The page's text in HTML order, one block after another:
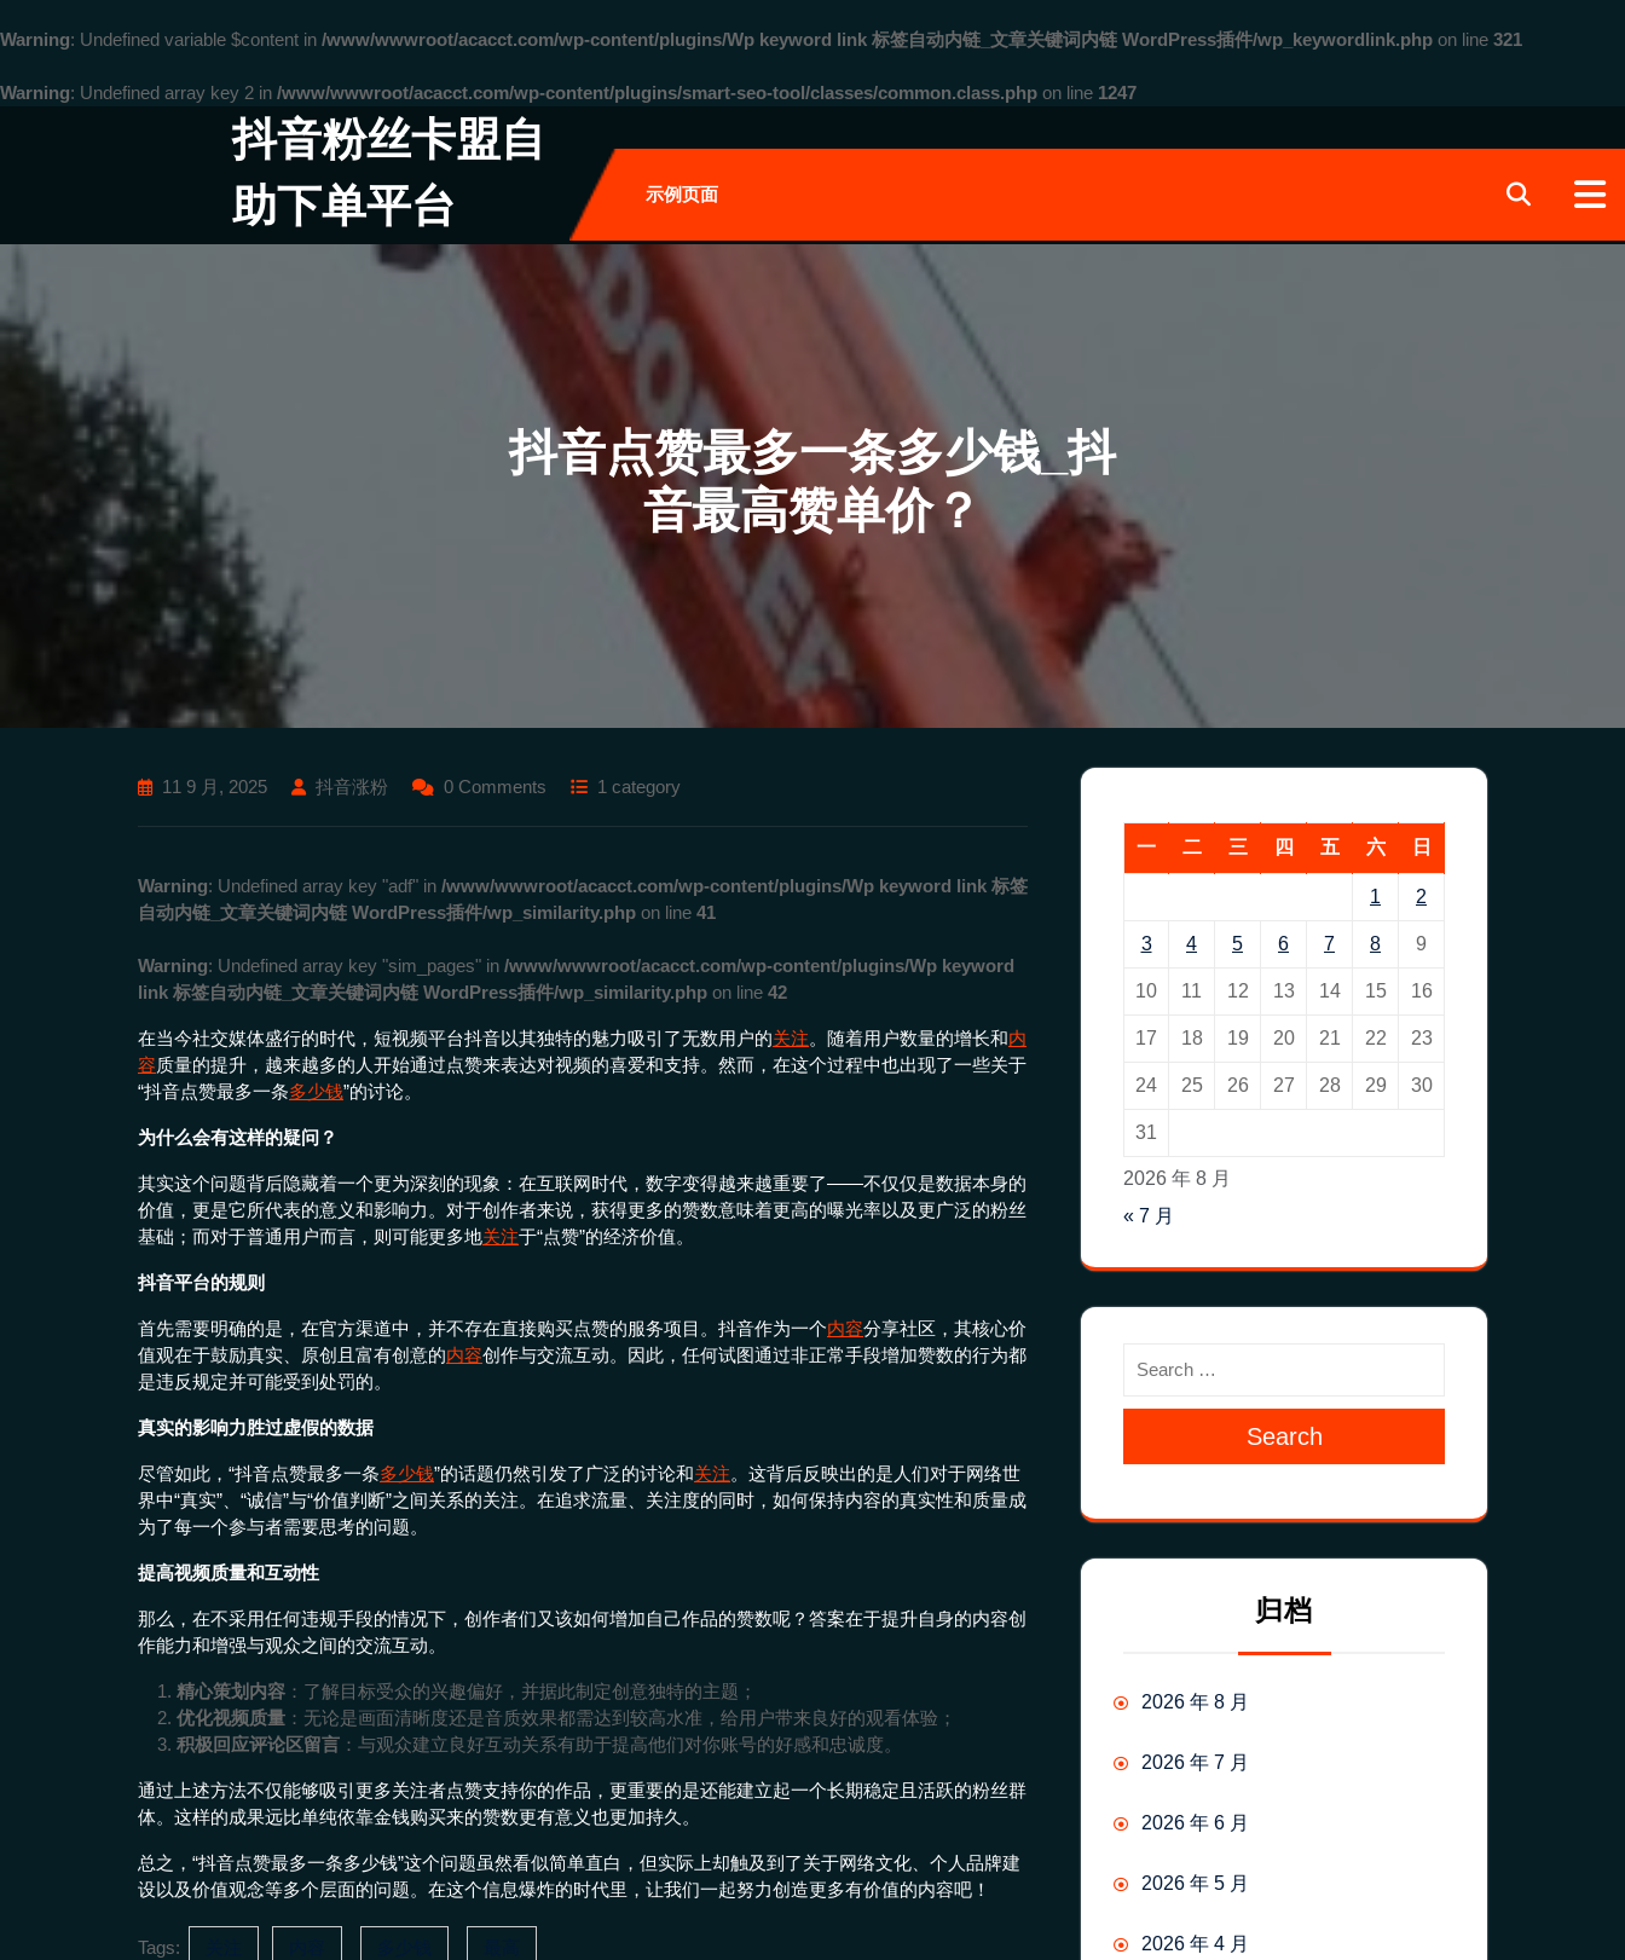
Warning: Undefined variable $content in /www/wwwroot/acacct.com/wp-content/plugins/Wp keyword link 标签自动内链_文章关键词内链 WordPress插件/wp_keywordlink.php on line 321
Warning: Undefined array key 2 in /www/wwwroot/acacct.com/wp-content/plugins/smart-seo-tool/classes/common.class.php on line 1247
抖音粉丝卡盟自
助下单平台
示例页面
抖音点赞最多一条多少钱_抖
音最高赞单价？
11 9 月, 2025 抖音涨粉 0 Comments 1 category
Warning: Undefined array key "adf" in /www/wwwroot/acacct.com/wp-content/plugins/Wp keyword link 标签
自动内链_文章关键词内链 WordPress插件/wp_similarity.php on line 41
Warning: Undefined array key "sim_pages" in /www/wwwroot/acacct.com/wp-content/plugins/Wp keyword
link 标签自动内链_文章关键词内链 WordPress插件/wp_similarity.php on line 42
在当今社交媒体盛行的时代，短视频平台抖音以其独特的魅力吸引了无数用户的关注。随着用户数量的增长和内
容质量的提升，越来越多的人开始通过点赞来表达对视频的喜爱和支持。然而，在这个过程中也出现了一些关于
“抖音点赞最多一条多少钱”的讨论。
为什么会有这样的疑问？
其实这个问题背后隐藏着一个更为深刻的现象：在互联网时代，数字变得越来越重要了——不仅仅是数据本身的
价值，更是它所代表的意义和影响力。对于创作者来说，获得更多的赞数意味着更高的曝光率以及更广泛的粉丝
基础；而对于普通用户而言，则可能更多地关注于“点赞”的经济价值。
抖音平台的规则
首先需要明确的是，在官方渠道中，并不存在直接购买点赞的服务项目。抖音作为一个内容分享社区，其核心价
值观在于鼓励真实、原创且富有创意的内容创作与交流互动。因此，任何试图通过非正常手段增加赞数的行为都
是违反规定并可能受到处罚的。
真实的影响力胜过虚假的数据
尽管如此，“抖音点赞最多一条多少钱”的话题仍然引发了广泛的讨论和关注。这背后反映出的是人们对于网络世
界中“真实”、“诚信”与“价值判断”之间关系的关注。在追求流量、关注度的同时，如何保持内容的真实性和质量成
为了每一个参与者需要思考的问题。
提高视频质量和互动性
那么，在不采用任何违规手段的情况下，创作者们又该如何增加自己作品的赞数呢？答案在于提升自身的内容创
作能力和增强与观众之间的交流互动。
精心策划内容 ：了解目标受众的兴趣偏好，并据此制定创意独特的主题；
优化视频质量 ：无论是画面清晰度还是音质效果都需达到较高水准，给用户带来良好的观看体验；
积极回应评论区留言 ：与观众建立良好互动关系有助于提高他们对你账号的好感和忠诚度。
通过上述方法不仅能够吸引更多关注者点赞支持你的作品，更重要的是还能建立起一个长期稳定且活跃的粉丝群
体。这样的成果远比单纯依靠金钱购买来的赞数更有意义也更加持久。
总之，“抖音点赞最多一条多少钱”这个问题虽然看似简单直白，但实际上却触及到了关于网络文化、个人品牌建
设以及价值观念等多个层面的问题。在这个信息爆炸的时代里，让我们一起努力创造更多有价值的内容吧！
Tags:
2026 年 8 月
一 二 三 四 五 六 日
1 2
3 4 5 6 7 8 9
10 11 12 13 14 15 16
17 18 19 20 21 22 23
24 25 26 27 28 29 30
31
« 7 月
Search
归档
2026 年 8 月
2026 年 7 月
2026 年 6 月
2026 年 5 月
2026 年 4 月